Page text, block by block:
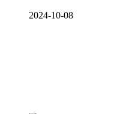
2024-10-08